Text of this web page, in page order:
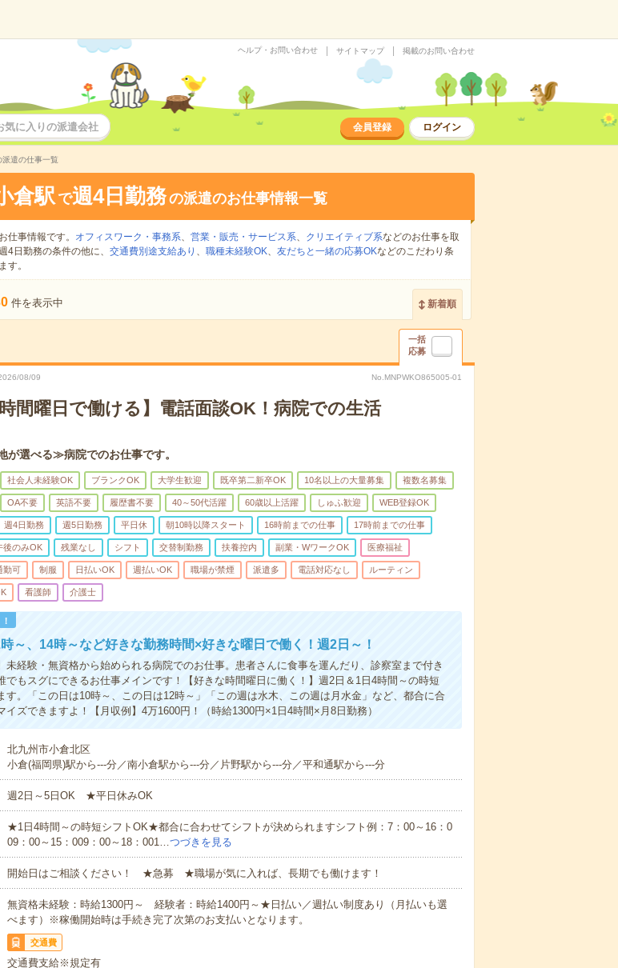
ヘルプ・お問い合わせ サイトマップ 掲載のお問い合わせ
気に入りの派遣会社 会員登録 ログイン
遣の仕事一覧
倉駅 で週4日勤務の派遣のお仕事情報一覧
仕事情報です。 オフィスワーク・事務系、 営業・販売・サービス系、 クリエイティブ系などのお仕事を取
4日勤務の条件の他に、 交通費別途支給あり 、 職種未経験OK、 友だちと一緒の応募OKなどのこだわり条
す。
件を表示中 新着順
一括
応募
08/09 No.MNPWKO865005-01
時間曜日で働ける】電話面談OK！病院での生活
が選べる≫病院でのお仕事です。
社会人未経験OK ブランクOK 大学生歓迎 既卒第二新卒OK 10名以上の大量募集 複数名募集
OA不要 英語不要 履歴書不要 40～50代活躍 60歳以上活躍 しゅふ歓迎 WEB登録OK
週4日勤務 週5日勤務 平日休 朝10時以降スタート 16時前までの仕事 17時前までの仕事
後のみOK 残業なし シフト 交替制勤務 扶養控内 副業・WワークOK 医療福祉
勤可 制服 日払いOK 週払いOK 職場が禁煙 派遣多 電話対応なし ルーティン
看護師 介護士
～、14時～など好きな勤務時間×好きな曜日で働く！週2日～！
未経験・無資格から始められる病院でのお仕事。患者さんに食事を運んだり、診察室まで付き
でもスグにできるお仕事メインです！【好きな時間曜日に働く！】週2日＆1日4時間～の時短
す。「この日は10時～、この日は12時～」「この週は水木、この週は月水金」など、都合に合
イズできますよ！【月収例】4万1600円！（時給1300円×1日4時間×月8日勤務）
北九州市小倉北区
小倉(福岡県)駅から---分／南小倉駅から---分／片野駅から---分／平和通駅から---分
週2日～5日OK ★平日休みOK
★1日4時間～の時短シフトOK★都合に合わせてシフトが決められますシフト例：7：00～16：0
09：00～15：009：00～18：001…つづきを見る
開始日はご相談ください！ ★急募 ★職場が気に入れば、長期でも働けます！
無資格未経験：時給1300円～ 経験者：時給1400円～★日払い／週払い制度あり（月払いも選
べます）※稼働開始時は手続き完了次第のお支払いとなります。
交通費
交通費支給※規定有